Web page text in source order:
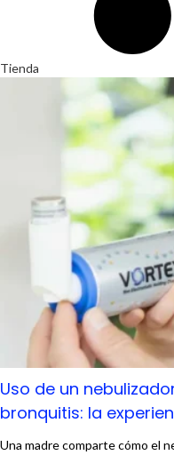
Tienda
Uso de un
bronquitis: la
Una madre comparte cómo el